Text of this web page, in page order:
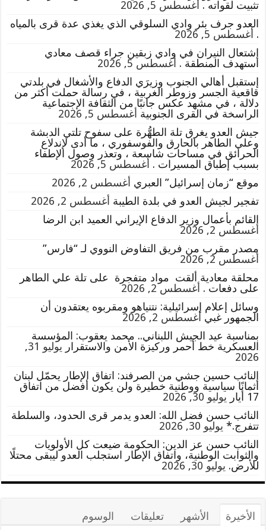
تثبيت لقواته . أغسطس 5, 2026
العدو جرف بئر وادي السلوقي الذي يغذي عدة قرى بالمياه
. أغسطس 5, 2026
إشتعال النيران في وادي زبقين جراء قصف معادي
استهدف المنطقة . أغسطس 5, 2026
إستقبل أهالي الجنوب وزيرَي الدفاع والأشغال في بلدتي
قاقعية الجسر وزوطر الغربية ، في رسالة حملت أكثر من
دلالة ، في مشهد عكس جانبًا من الثقافة الإجتماعية
الراسخة في القرى الجنوبية أغسطس 5, 2026
جيش العدو يغرق تلة الطهُّرة على سفوح تلتي الدبشة
وعلي الطاهر بالحارق والفوسفوري ، ما أدى لإندلاع
الحرائق في مساحات شاسعة ، وتعذر وصول الإطفاء
بسبب إطباق المسيرات . أغسطس 5, 2026
موقع “زمان إسرائيل” العبري أغسطس 2, 2026
تفجير لجيش العدو في بلدة الطيبة أغسطس 2, 2026
القائم بأعمال وزير الدفاع الإيراني العميد ابن الرضا
أغسطس 2, 2026
مصدر مقرب من فريق التفاوض النووي لـ “فارس”
أغسطس 2, 2026
محلقة معادية ألقت مواد متفجرة على تلة علي الطاهر
على دفعات . أغسطس 2, 2026
وسائل إعلام إسرائيلية: نتنياهو ومقربوه يعتقدون أن
الجمهور غبي أغسطس 2, 2026
بمناسبة عيد الجيش اللبناني.. محمد يعقوب: المؤسسة
العسكرية خط أحمر وركيزة الأمن والاستقرار
يوليو 31,
2026
النائب حسين جشي من الصرفند: اتفاق الإطار يحمّل لبنان
أثمانًا سياسية ووطنية خطيرة ولن يكون أفضل من اتفاق
17 أيار
يوليو 30, 2026
النائب حسن فضل الله: العدو يدمر قرى الحدود، والسلطة
تتفرج.* يوليو 30, 2026
النائب حسن عز الدين: الحكومة ضيعت كل الأولويات
والثوابت الوطنية، واتفاق الإطار استجلب العدو ليبقى محتلًا
للأرض. يوليو 30, 2026
الأخيرة الأشهر تعليقات
الوسوم